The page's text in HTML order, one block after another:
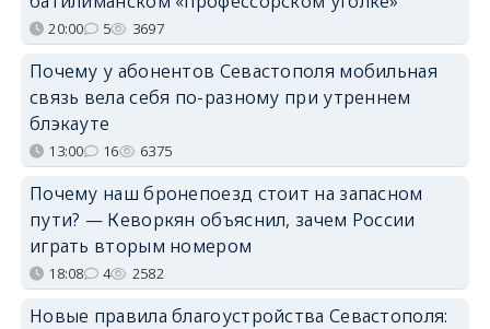
20:00 5 3697
Почему у абонентов Севастополя мобильная
связь вела себя по-разному при утреннем
блэкауте
13:00 16 6375
Почему наш бронепоезд стоит на запасном
пути? — Кеворкян объяснил, зачем России
играть вторым номером
18:08 4 2582
Новые правила благоустройства Севастополя: